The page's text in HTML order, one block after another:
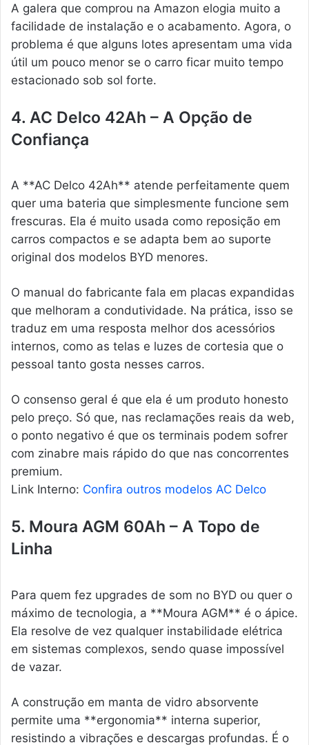
A galera que comprou na Amazon elogia muito a
facilidade de instalação e o acabamento. Agora, o
problema é que alguns lotes apresentam uma vida
útil um pouco menor se o carro ficar muito tempo
estacionado sob sol forte.
4. AC Delco 42Ah – A Opção de
Confiança
A **AC Delco 42Ah** atende perfeitamente quem
quer uma bateria que simplesmente funcione sem
frescuras. Ela é muito usada como reposição em
carros compactos e se adapta bem ao suporte
original dos modelos BYD menores.
O manual do fabricante fala em placas expandidas
que melhoram a condutividade. Na prática, isso se
traduz em uma resposta melhor dos acessórios
internos, como as telas e luzes de cortesia que o
pessoal tanto gosta nesses carros.
O consenso geral é que ela é um produto honesto
pelo preço. Só que, nas reclamações reais da web,
o ponto negativo é que os terminais podem sofrer
com zinabre mais rápido do que nas concorrentes
premium.
Link Interno: Confira outros modelos AC Delco
5. Moura AGM 60Ah – A Topo de
Linha
Para quem fez upgrades de som no BYD ou quer o
máximo de tecnologia, a **Moura AGM** é o ápice.
Ela resolve de vez qualquer instabilidade elétrica
em sistemas complexos, sendo quase impossível
de vazar.
A construção em manta de vidro absorvente
permite uma **ergonomia** interna superior,
resistindo a vibrações e descargas profundas. É o